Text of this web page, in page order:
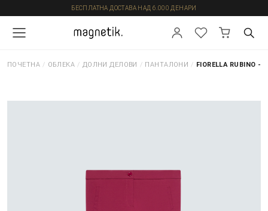
БЕСПЛАТНА ДОСТАВА НАД 6.000 ДЕНАРИ
ПОЧЕТНА / ОБЛЕКА / ДОЛНИ ДЕЛОВИ / ПАНТАЛОНИ / FIORELLA RUBINO